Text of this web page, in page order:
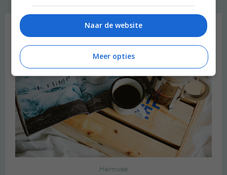
Favoriet
Heimwee
Naar de website
Meer opties